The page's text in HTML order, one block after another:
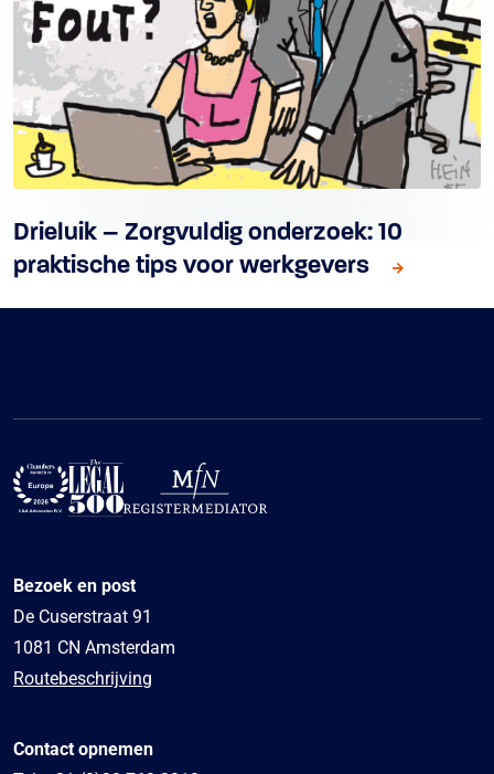
Drieluik – Zorgvuldig onderzoek: 10
praktische tips voor werkgevers
Bezoek en post
De Cuserstraat 91
1081 CN Amsterdam
Routebeschrijving
Contact opnemen